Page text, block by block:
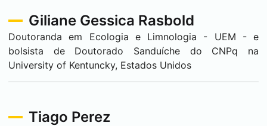
Giliane Gessica Rasbold
Doutoranda em Ecologia e Limnologia - UEM - e
bolsista de Doutorado Sanduíche do CNPq na
University of Kentuncky, Estados Unidos
Tiago Perez